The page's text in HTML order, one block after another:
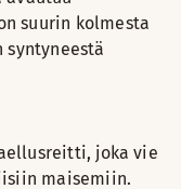
suurin kolmesta
syntyneestä
joka vie
maisemiin.